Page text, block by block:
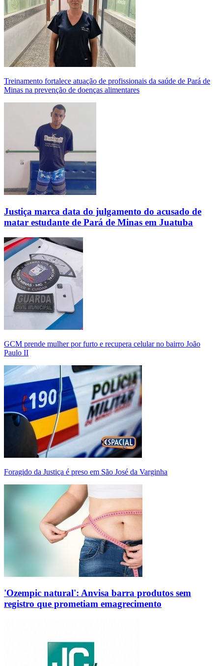
Treinamento fortalece atuação de profissionais da saúde de Pará de
Minas na prevenção de doenças alimentares
Justiça marca data do julgamento do acusado de
matar estudante de Pará de Minas em Juatuba
GCM prende mulher por furto e recupera celular no bairro João
Paulo II
Foragido da Justiça é preso em São José da Varginha
'Ozempic natural': Anvisa barra produtos sem
registro que prometiam emagrecimento